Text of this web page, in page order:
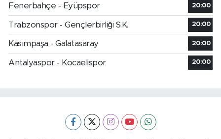
Fenerbahçe - Eyüpspor 20:00
Trabzonspor - Gençlerbirliği S.K. 20:00
Kasımpaşa - Galatasaray 20:00
Antalyaspor - Kocaelispor 20:00